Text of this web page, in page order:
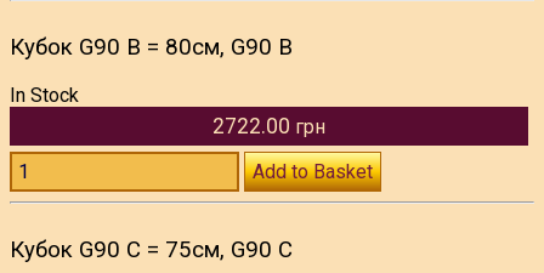
Кубок G90 B = 80см, G90 B
In Stock
2722.00 грн
Add to Basket
Кубок G90 C = 75см, G90 C